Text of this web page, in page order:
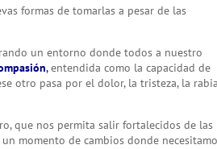
formas de tomarlas a pesar de las
un entorno donde todos a nuestro
,entendida como la capacidad de
otro pasa por el dolor, la tristeza, la
que nos permita salir fortalecidos de las
momento de cambios donde